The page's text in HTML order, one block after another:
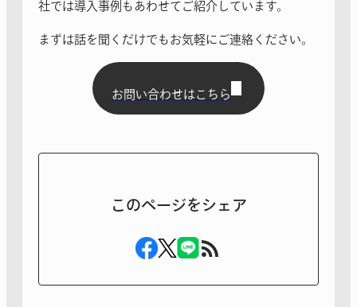
社では導入事例もあわせてご紹介しています。
まずは話を聞くだけでもお気軽にご連絡ください。
お問い合わせはこちら
このページをシェア